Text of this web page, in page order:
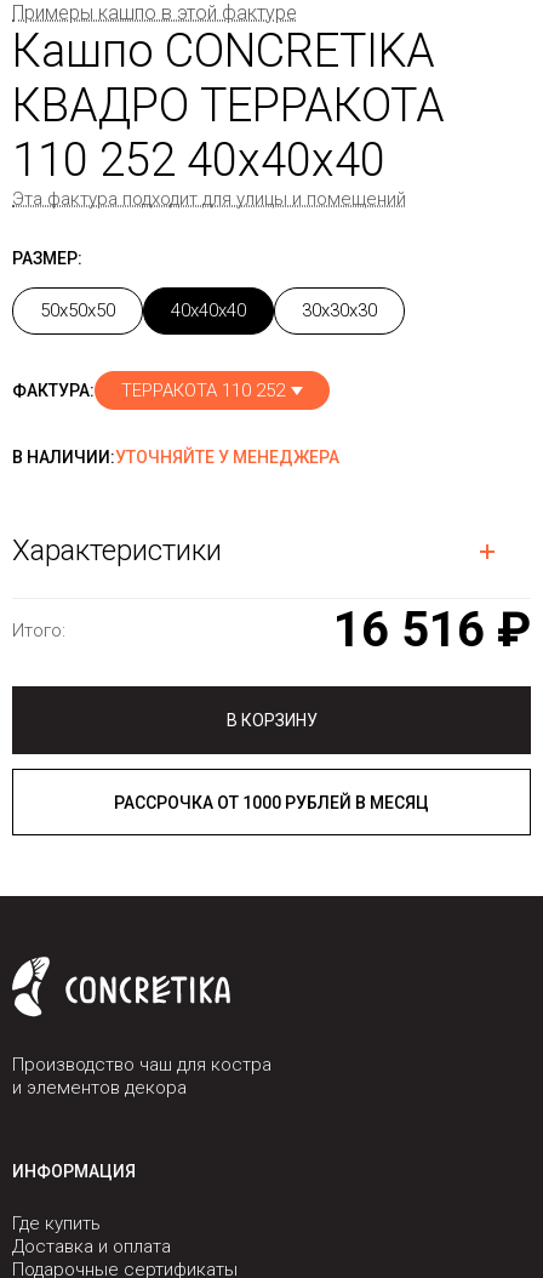
Примеры кашпо в этой фактуре
Кашпо CONCRETIKA
КВАДРО ТЕРРАКОТА
110 252 40x40x40
Эта фактура подходит для улицы и помещений
РАЗМЕР:
50x50x50 40x40x40 30x30x30
ФАКТУРА: ТЕРРАКОТА 110 252
В НАЛИЧИИ:УТОЧНЯЙТЕ У МЕНЕДЖЕРА
Характеристики
Итого: 16 516 ₽
В КОРЗИНУ
РАССРОЧКА ОТ 1000 РУБЛЕЙ В МЕСЯЦ
Производство чаш для костра
и элементов декора
ИНФОРМАЦИЯ
Где купить
Доставка и оплата
Подарочные сертификаты